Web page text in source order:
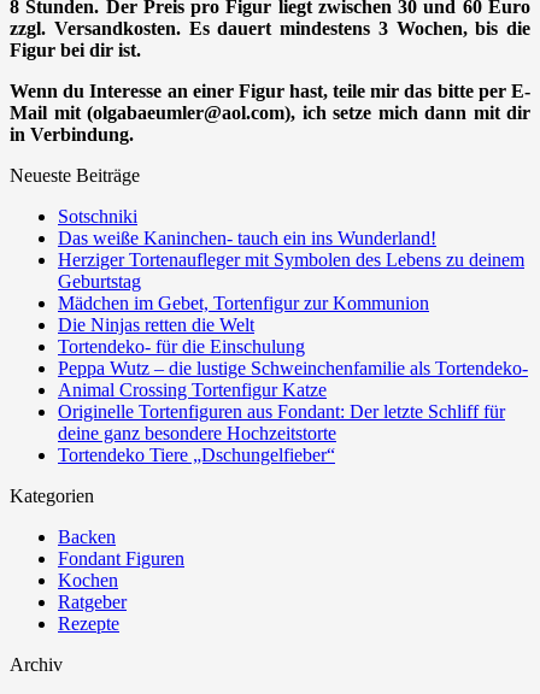
8 Stunden. Der Preis pro Figur liegt zwischen 30 und 60 Euro
zzgl. Versandkosten. Es dauert mindestens 3 Wochen, bis die
Figur bei dir ist.
Wenn du Interesse an einer Figur hast, teile mir das bitte per E-
Mail mit (olgabaeumler@aol.com), ich setze mich dann mit dir
in Verbindung.
Neueste Beiträge
Sotschniki
Das weiße Kaninchen- tauch ein ins Wunderland!
Herziger Tortenaufleger mit Symbolen des Lebens zu deinem
Geburtstag
Mädchen im Gebet, Tortenfigur zur Kommunion
Die Ninjas retten die Welt
Tortendeko- für die Einschulung
Peppa Wutz – die lustige Schweinchenfamilie als Tortendeko-
Animal Crossing Tortenfigur Katze
Originelle Tortenfiguren aus Fondant: Der letzte Schliff für
deine ganz besondere Hochzeitstorte
Tortendeko Tiere „Dschungelfieber“
Kategorien
Backen
Fondant Figuren
Kochen
Ratgeber
Rezepte
Archiv